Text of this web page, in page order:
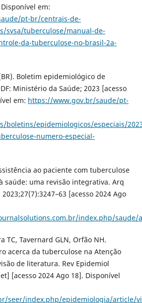
em:
pt-br/centrais-de-
svsa/tuberculose/manual-de-
da-tuberculose-no-brasil-2a-
Boletim epidemiológico de
Ministério da Saúde; 2023 [acesso
em: https://www.gov.br/saude/pt-
boletins/epidemiologicos/especiais/
numero-especial-
ao paciente com tuberculose
saúde: uma revisão integrativa. Arq
[acesso 2024 Ago
index.php/saude/
TC, Tavernard GLN, Orfão NH.
acerca da tuberculose na Atenção
de literatura. Rev Epidemiol
[acesso 2024 Ago 18]. Disponível
seer/index.php/epidemiologia/article/